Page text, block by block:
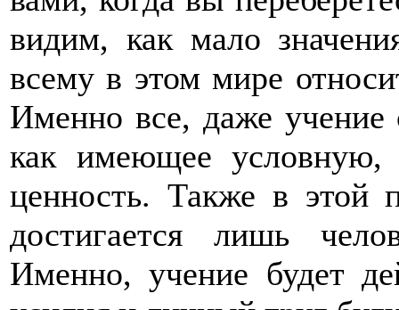
видим, как мало
всему в этом мире
Именно все, даже учение
как имеющее условную,
ценность. Также в этой
достигается лишь
Именно, учение будет